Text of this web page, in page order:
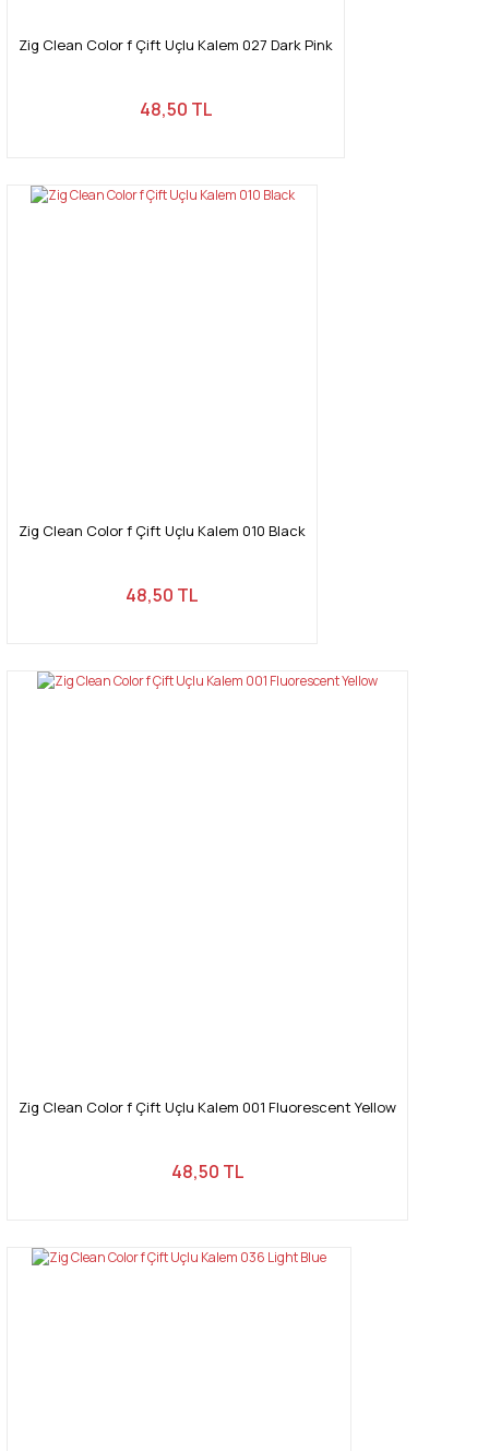
Zig Clean Color f Çift Uçlu Kalem 027 Dark Pink
48,50 TL
Zig Clean Color f Çift Uçlu Kalem 010 Black
48,50 TL
Zig Clean Color f Çift Uçlu Kalem 001 Fluorescent Yellow
48,50 TL